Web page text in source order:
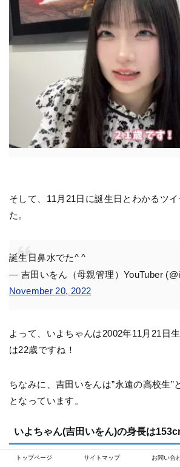
そして、11月21日に誕生日とわかるツ
た。
誕生日鼻水でた^ ^
— 吉田いをん（母親管理）YouTuber
November 20, 2022
よって、いよちゃんは2002年11月21日
は22歳ですね！
ちなみに、吉田いをんは”永遠の高校生”
となっています。
いよちゃん(吉田いをん)の身長は
いよちゃんの 身長は153cm
トップページ サイトマップ お問い合